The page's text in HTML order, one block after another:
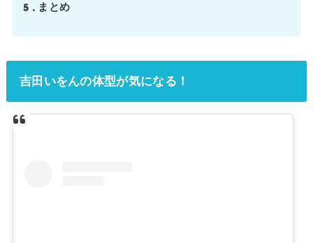
5 まとめ
吉田いをんの体型が気になる！